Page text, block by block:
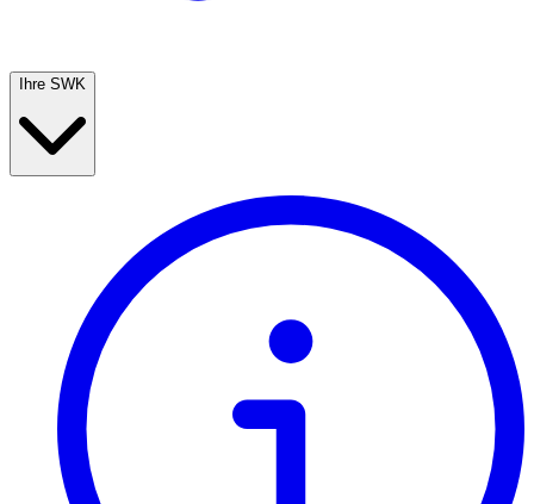
Ihre SWK